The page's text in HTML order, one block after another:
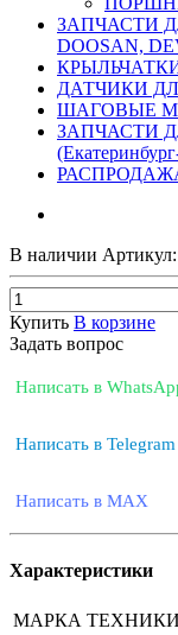
ЗАПЧАСТИ
DOOSAN,
ДАТЧИКИ
ШАГОВЫЕ
ЗАПЧАСТИ
В наличии Артикул:
Купить В корзине
Задать вопрос
Написать в
Написать в Telegram
Написать в MAX
Характеристики
МАРКА ТЕХНИКИ